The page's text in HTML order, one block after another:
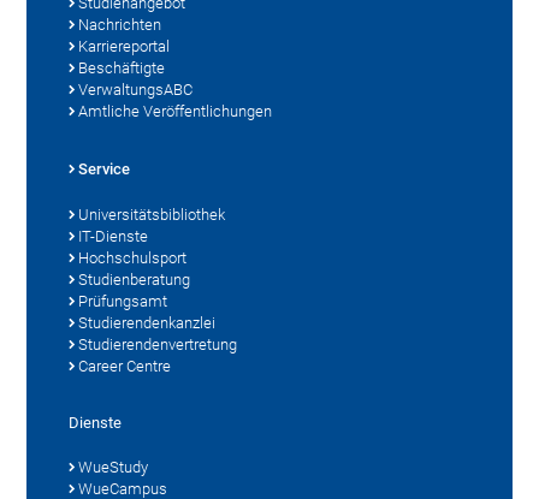
Nachrichten
Karriereportal
Beschäftigte
VerwaltungsABC
Amtliche Veröffentlichungen
Service
Universitätsbibliothek
IT-Dienste
Hochschulsport
Studienberatung
Prüfungsamt
Studierendenkanzlei
Studierendenvertretung
Career Centre
Dienste
WueStudy
WueCampus